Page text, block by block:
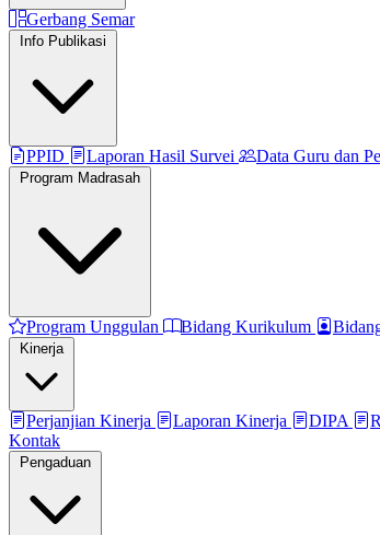
Gerbang Semar
Info Publikasi
PPID Laporan Hasil Survei Data Guru dan
Program Madrasah
Program Unggulan Bidang Kurikulum
Kinerja
Perjanjian Kinerja Laporan Kinerja DIPA
Kontak
Pengaduan